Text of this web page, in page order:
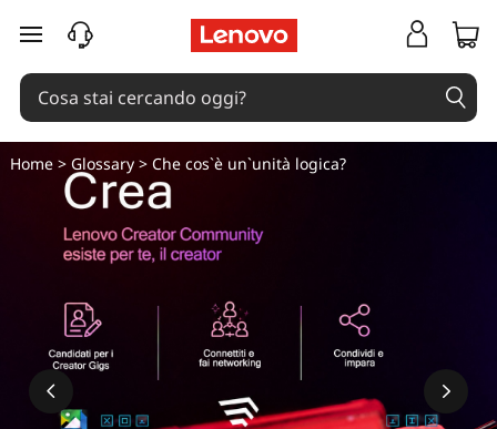
U
n
t
passa a contenuto principale
Home> Glossary> Che cos`è un`unità logica?